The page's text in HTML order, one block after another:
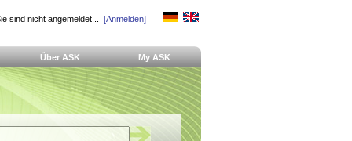
sind nicht angemeldet... [Anmelden]
Über ASK My ASK